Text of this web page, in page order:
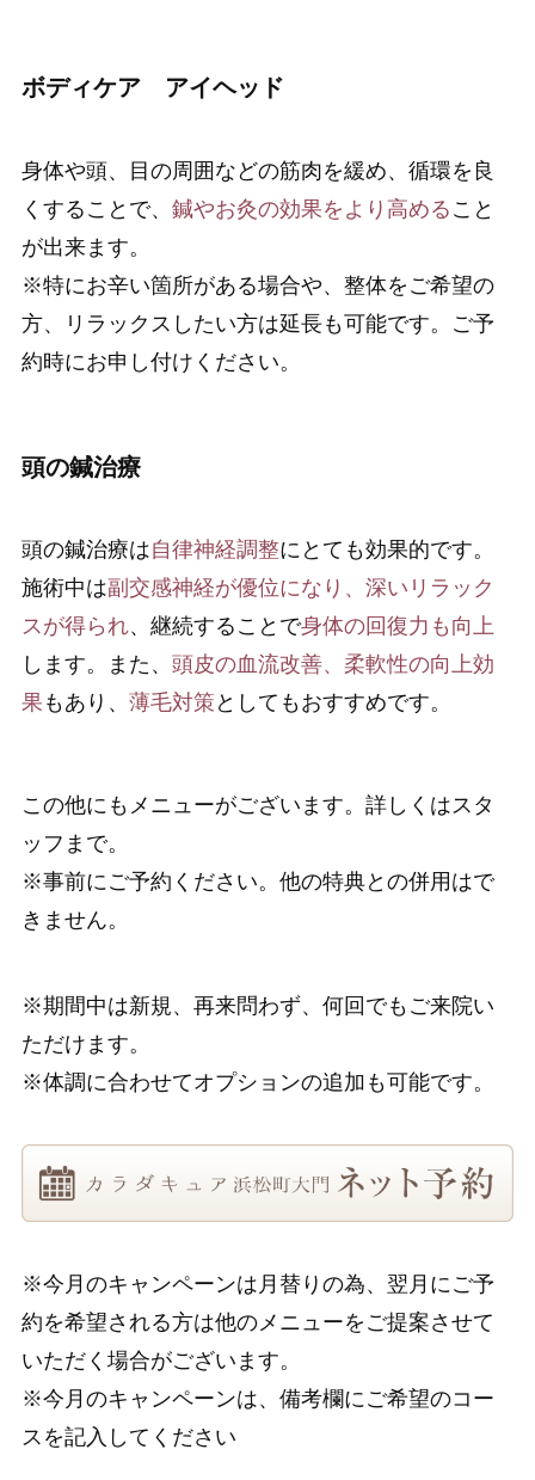
ボディケア アイヘッド
身体や頭、目の周囲などの筋肉を緩め、循環を良
くすることで、 鍼やお灸の効果をより高める こと
が出来ます。
※特にお辛い箇所がある場合や、整体をご希望の
方、リラックスしたい方は延長も可能です。ご予
約時にお申し付けください。
頭の鍼治療
頭の鍼治療は自律神経調整にとても効果的です。
施術中は副交感神経が優位になり、深いリラック
スが得られ、継続することで身体の回復力も向上
します。また、 頭皮の血流改善、柔軟性の向上効
果 もあり、 薄毛対策としてもおすすめです。
この他にもメニューがございます。詳しくはスタ
ッフまで。
※事前にご予約ください。他の特典との併用はで
きません。
※期間中は新規、再来問わず、何回でもご来院い
ただけます。
※体調に合わせてオプションの追加も可能です。
※今月のキャンペーンは月替りの為、翌月にご予
約を希望される方は他のメニューをご提案させて
いただく場合がございます。
※今月のキャンペーンは、備考欄にご希望のコー
スを記入してください